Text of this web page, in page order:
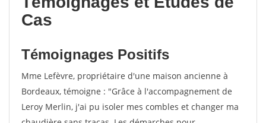
Cas
Témoignages Positifs
Mme Lefèvre, propriétaire d'une maison ancienne à
Bordeaux, témoigne : "Grâce à l'accompagnement de
Leroy Merlin, j'ai pu isoler mes combles et changer ma